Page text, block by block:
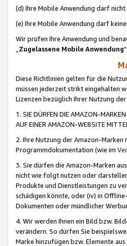
(d) Ihre Mobile Anwendung darf
(e) Ihre Mobile Anwendung darf
Wir prüfen Ihre Anwendung und
„Zugelassene Mobile Anwendung
Diese Richtlinien gelten für die
müssen jederzeit strikt eingehalten
Lizenzen bezüglich Ihrer Nutzung
1. SIE DÜRFEN DIE AMAZON-
AUF EINER AMAZON-WEBSITE
2. Ihre Nutzung der Amazon-Marken
Programmdokumentation (wie im
3. Sie dürfen die Amazon-Marken
nicht wie folgt nutzen oder
Produkte und Dienstleistungen zu
schädigen könnte, oder (iv) in
Dokumenten oder mündlicher
4. Wir werden Ihnen ein Bild bzw.
verändern. So dürfen Sie
Marke hinzufügen bzw. Elemente